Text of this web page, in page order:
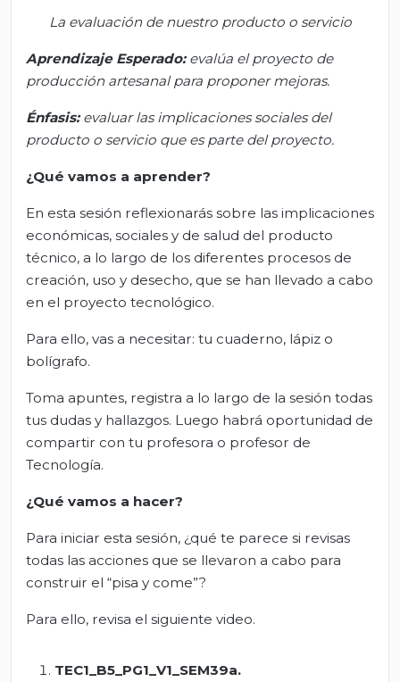
La evaluación de nuestro producto o servicio
Aprendizaje Esperado:evalúa el proyecto de
producción artesanal para proponer mejoras.
Énfasis:evaluar las implicaciones sociales del
producto o servicio que es parte del proyecto.
¿Qué vamos a aprender?
En esta sesión reflexionarás sobre las implicaciones
económicas, sociales y de salud del producto
técnico, a lo largo de los diferentes procesos de
creación, uso y desecho, que se han llevado a cabo
en el proyecto tecnológico.
Para ello, vas a necesitar: tu cuaderno, lápiz o
bolígrafo.
Toma apuntes, registra a lo largo de la sesión todas
tus dudas y hallazgos. Luego habrá oportunidad de
compartir con tu profesora o profesor de
Tecnología.
¿Qué vamos a hacer?
Para iniciar esta sesión, ¿qué te parece si revisas
todas las acciones que se llevaron a cabo para
construir el “pisa y come”?
Para ello, revisa el siguiente video.
TEC1_B5_PG1_V1_SEM39a.